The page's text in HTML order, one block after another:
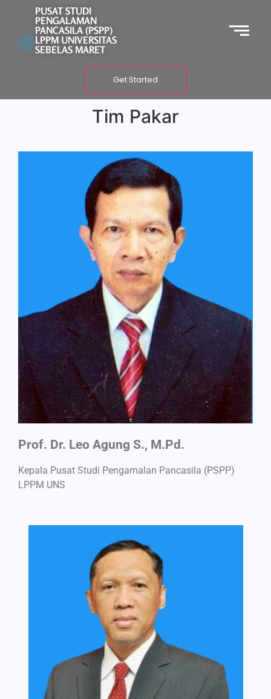
PUSAT STUDI
PENGALAMAN
PANCASILA (PSPP)
LPPM UNIVERSITAS
SEBELAS MARET
Get Started
Tim Pakar
Prof. Dr. Leo Agung S., M.Pd.
Kepala Pusat Studi Pengamalan Pancasila (PSPP)
LPPM UNS